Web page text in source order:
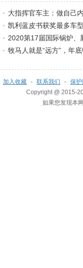
大指挥官车主：做自己
凯利蓝皮书获奖最多车
2020第17届国际锅炉、
环
牧马人就是“远方”，年
加入收藏 - 联系我们 - 保
Copyright @ 2015-
如果您发现本